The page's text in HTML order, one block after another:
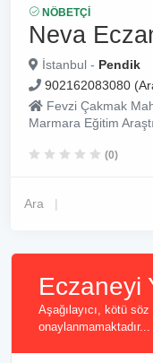
NÖBETÇI
Neva
İstanbul - Pendik
902162083080
Fevzi Çakmak
Marmara Eğitim
(0)
Ara
Eczaneyi
Aşağılayıcı, kötü
onaylanmamaktadır...